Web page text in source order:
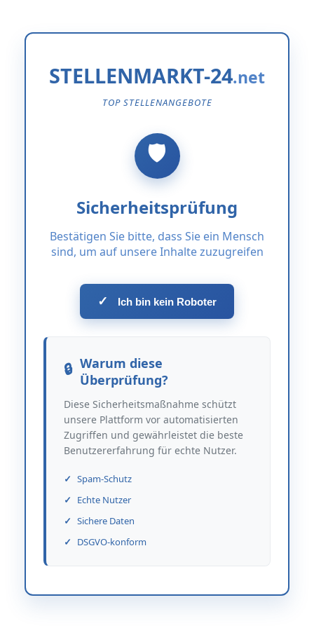
STELLENMARKT-24
TOP STELLENANGEBOTE
Sicherheitsprüfung
Bestätigen Sie bitte, dass Sie ein Mensch
sind, um auf unsere Inhalte zuzugreifen
✓ Ich bin kein Roboter
Warum diese
Überprüfung?
Diese Sicherheitsmaßnahme schützt
unsere Plattform vor automatisierten
Zugriffen und gewährleistet die beste
Benutzererfahrung für echte Nutzer.
Spam-Schutz
Echte Nutzer
Sichere Daten
DSGVO-konform